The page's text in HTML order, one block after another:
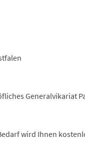
Generalvikariat
wird Ihnen